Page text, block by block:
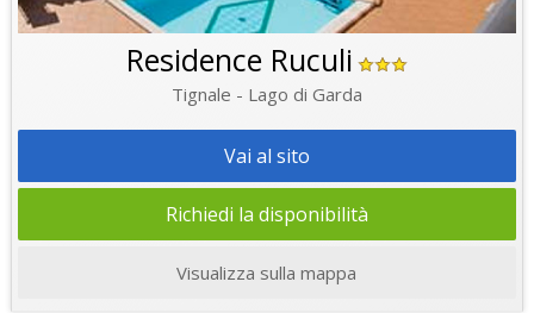
Residence Ruculi
Tignale - Lago di Garda
Vai al sito
Richiedi la disponibilità
Visualizza sulla mappa